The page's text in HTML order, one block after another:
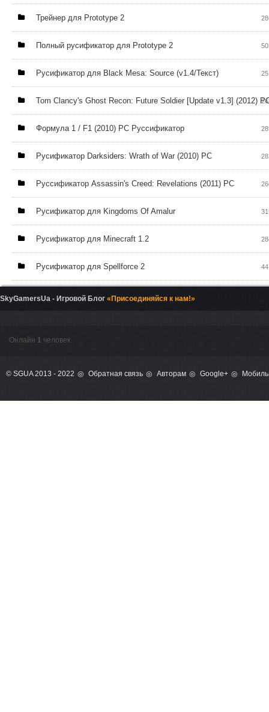
Трейнер для Prototype 2
Полный русификатор для Prototype 2
Русификатор для Black Mesa: Source (v1.4/Текст) 25
Tom Clancy's Ghost Recon: Future Soldier [Update v1.3] (2012)
Формула 1 / F1 (2010) PC Руссификатор
Русификатор Darksiders: Wrath of War (2010) PC
Руссификатор Assassin's Creed: Revelations (2011) PC
Русификатор для Kingdoms Of Amalur
Русификатор для Minecraft 1.2
Русификатор для Spellforce 2 44
SkyGamersUa - Игровой Блог «Присоединяйся к нам!»
Онлайн 1 человек
© SGUA 2013 - 2022 Обратная связь Авторам Google+